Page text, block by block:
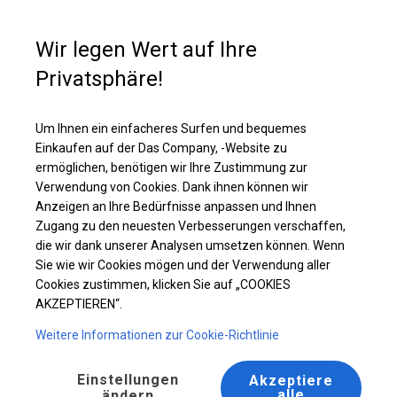
EVENTZELTE
Startseite / Eventzelte
Gehen Sie zu unseren Vorschlägen
Wir legen Wert auf Ihre
Privatsphäre!
Um Ihnen ein einfacheres Surfen und bequemes
Einkaufen auf der Das Company, -Website zu
ermöglichen, benötigen wir Ihre Zustimmung zur
Verwendung von Cookies. Dank ihnen können wir
Anzeigen an Ihre Bedürfnisse anpassen und Ihnen
Zugang zu den neuesten Verbesserungen verschaffen,
die wir dank unserer Analysen umsetzen können. Wenn
Sie wie wir Cookies mögen und der Verwendung aller
Cookies zustimmen, klicken Sie auf „COOKIES
AKZEPTIEREN“.
Weitere Informationen zur Cookie-Richtlinie
Einstellungen
Akzeptiere